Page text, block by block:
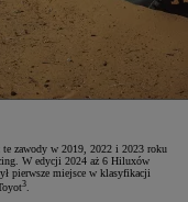
te zawody w 2019, 2022 i 2023 roku
W edycji 2024 aż 6 Hiluxów
pierwsze miejsce w klasyfikacji
3